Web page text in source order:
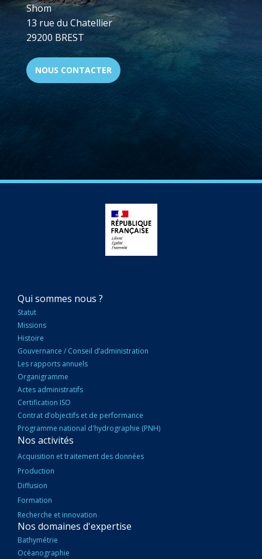
Shom
13 rue du Chatellier
29200 BREST
NOUS CONTACTER
NAVIGATION
PRINCIPALE
Qui sommes nous ?
Statut
Missions
Histoire
Gouvernance / Conseil d’administration
Les rapports annuels
Organigramme
Actes administratifs
Certification ISO
Contrat d’objectifs et de performance
Programme national d'hydrographie (PNH)
Nos activités
Acquisition et traitement des données
Production
Diffusion
Formation
Recherche et innovation
Nos domaines d'expertise
Bathymétrie
Océanographie